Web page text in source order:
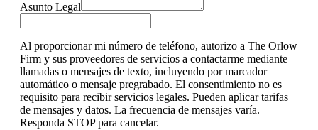
Asunto Legal
Al proporcionar mi número de teléfono, autorizo a The Orlow
Firm y sus proveedores de servicios a contactarme mediante
llamadas o mensajes de texto, incluyendo por marcador
automático o mensaje pregrabado. El consentimiento no es
requisito para recibir servicios legales. Pueden aplicar tarifas
de mensajes y datos. La frecuencia de mensajes varía.
Responda STOP para cancelar.